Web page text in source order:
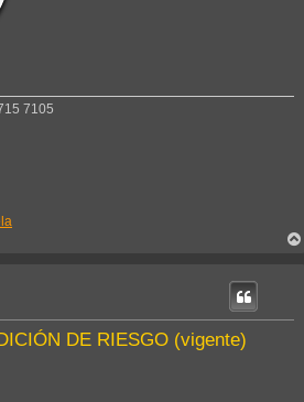
7105
DE RIESGO (vigente)